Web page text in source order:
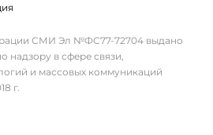
СМИ Эл №ФС77-72704 выдано
в сфере связи,
и массовых коммуникаций
г.